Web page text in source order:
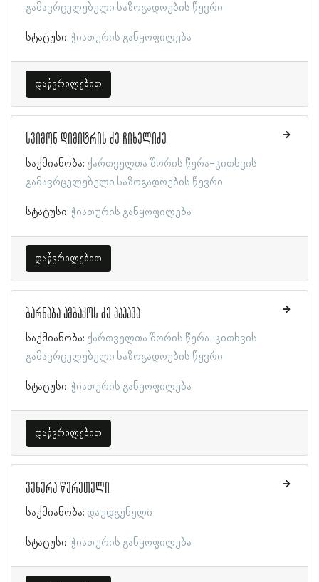
გამავრცელებელი საზოგადოების წევრი
სტატუსი: ჭიათურის განყოფილება
დაწვრილებით
სვიმონ დიმიტრის ძე ჩიხელიძე
საქმიანობა: ქართველთა შორის წერა-კითხვის
გამავრცელებელი საზოგადოების წევრი
სტატუსი: ჭიათურის განყოფილება
დაწვრილებით
ბარნაბა ამბაკოს ძე პაპავა
საქმიანობა: ქართველთა შორის წერა-კითხვის
გამავრცელებელი საზოგადოების წევრი
სტატუსი: ჭიათურის განყოფილება
დაწვრილებით
ვენერა წერეთელი
საქმიანობა: დაუდგენელი
სტატუსი: ჭიათურის განყოფილება